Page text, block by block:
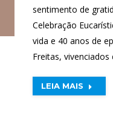
sentimento de
Celebração
vida e 40 anos de
Freitas,
LEIA MAIS